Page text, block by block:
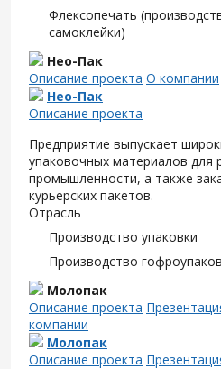
Флексопечать
самоклейки)
Нео-Пак
Описание проекта О компании
Нео-Пак
Описание проекта
Предприятие выпускает
упаковочных материалов для
промышленности, а также
курьерских пакетов.
Отрасль
Производство упаковки
Производство
Молопак
Описание проекта
компании
Молопак
Описание проекта